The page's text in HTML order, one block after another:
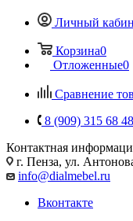
Личный
Корзина0
Отложенные0
Сравнение
8 (909) 315 68 48
Контактная
г. Пенза, ул.
info@dialmebel.ru
Вконтакте